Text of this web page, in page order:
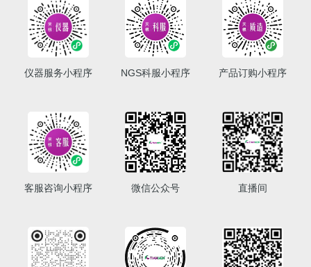
仪器服务小程序 NGS科服小程序 产品订购小程序
客服咨询小程序 微信公众号 直播间